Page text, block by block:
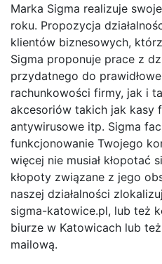
Marka Sigma realizuje
roku. Propozycja
klientów biznesowych,
Sigma proponuje prace z
przydatnego do
rachunkowości firmy, jak i
akcesoriów takich jak kasy
antywirusowe itp. Sigma
funkcjonowanie Twojego
więcej nie musiał kłopotać
kłopoty związane z jego
naszej działalności
sigma-katowice.pl, lub też
biurze w Katowicach lub
mailową.